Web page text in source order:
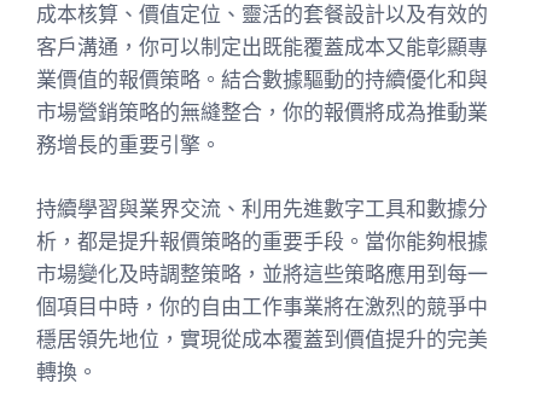
成本核算、價值定位、靈活的套餐設計以及有效的
客戶溝通，你可以制定出既能覆蓋成本又能彰顯專
業價值的報價策略。結合數據驅動的持續優化和與
市場營銷策略的無縫整合，你的報價將成為推動業
務增長的重要引擎。
持續學習與業界交流、利用先進數字工具和數據分
析，都是提升報價策略的重要手段。當你能夠根據
市場變化及時調整策略，並將這些策略應用到每一
個項目中時，你的自由工作事業將在激烈的競爭中
穩居領先地位，實現從成本覆蓋到價值提升的完美
轉換。